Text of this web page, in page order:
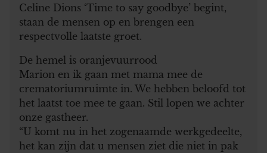
Celine Dions ‘Time to say goodbye’ begint,
staan de mensen op en brengen een
respectvolle laatste groet.
De hemel is oranjevuurrood
Marion en ik gaan met mama mee de
crematoriumruimte in. We hebben beloofd tot
het laatst toe mee te gaan. Stil lopen we achter
onze gastheer.
“U komt nu in het zogenaamde werkgedeelte,
het kan zijn dat u mensen ziet die niet in pak